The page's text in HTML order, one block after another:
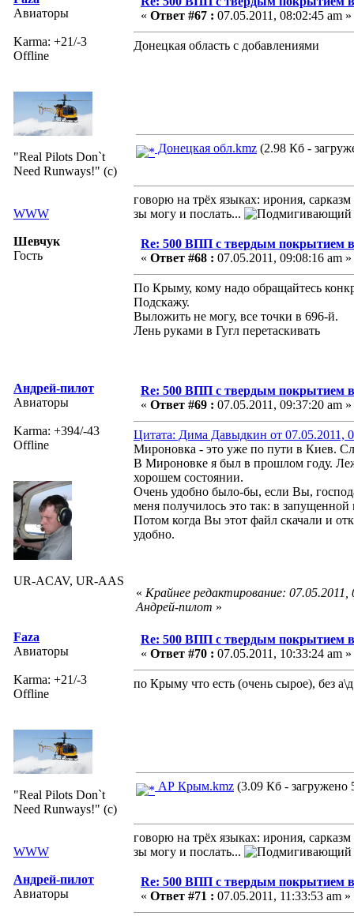
Авиаторы
Karma: +21/-3
Offline
"Real Pilots Don`t
Need Runways!" (c)
WWW
« Ответ #67 : 07.05.2011, 08:02:45 am »
Донецкая область с добавлениями
Донецкая обл.kmz (2.98 Кб -
говорю на трёх языках: ирония,
зы могу и послать...
Шевчук
Гость
Re: 500 ВПП с твердым покрытием
« Ответ #68 : 07.05.2011, 09:08:16 am »
По Крыму, кому надо обращайтесь
Подскажу.
Выложить не могу, все точки в 696-й.
Лень руками в Гугл перетаскивать
Андрей-пилот
Авиаторы
Karma: +394/-43
Offline
UR-ACAV, UR-AAS
Re: 500 ВПП с твердым покрытием
« Ответ #69 : 07.05.2011, 09:37:20 am »
Цитата: Дима Давыдкин от 07.05.2011,
Мироновка - это уже по пути в Киев.
В Мироновке я был в прошлом году.
хорошем состоянии.
Очень удобно было-бы, если Вы,
меня получилось это так: в
Потом когда Вы этот файл скачали и
удобно.
« Крайнее редактирование:
Андрей-пилот »
Faza
Авиаторы
Karma: +21/-3
Offline
"Real Pilots Don`t
Need Runways!" (c)
WWW
Re: 500 ВПП с твердым покрытием
« Ответ #70 : 07.05.2011, 10:33:24 am »
по Крыму что есть (очень сырое), без
АР Крым.kmz (3.09 Кб - загружено
говорю на трёх языках: ирония,
зы могу и послать...
Андрей-пилот
Авиаторы
Re: 500 ВПП с твердым покрытием
« Ответ #71 : 07.05.2011, 11:33:53 am »